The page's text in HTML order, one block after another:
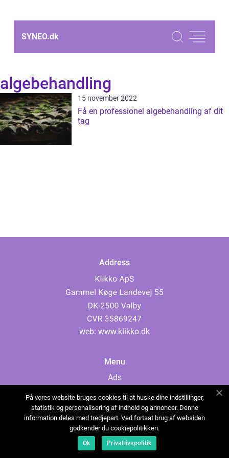
SYNEO.dk
algebehandling
15 november 2022
Få en professionel algebehandling af dit
tag
Address
web: www.klikko.dk
Menu
Ads
Cookies
Contact
Sitemap
På vores website bruges cookies til at huske dine indstillinger,
statistik og personalisering af indhold og annoncer. Denne
information deles med tredjepart. Ved fortsat brug af websiden
godkender du cookiepolitikken.
Ok Privatlivspolitik